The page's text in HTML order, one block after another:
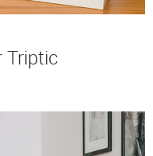
Triptic